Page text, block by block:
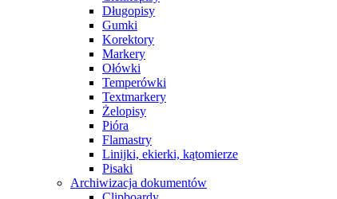
Długopisy
Gumki
Korektory
Markery
Ołówki
Temperówki
Textmarkery
Żelopisy
Pióra
Flamastry
Linijki, ekierki, kątomierze
Pisaki
Archiwizacja dokumentów